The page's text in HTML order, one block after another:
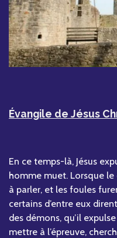
Évangile de Jésus
En ce temps-là, Jésus
homme muet. Lorsque
à parler, et les foules
certains d’entre eux
des démons, qu’il
mettre à l’épreuve,